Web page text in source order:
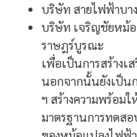
บริษัท สายไฟฟ้าบา
บริษัท เจริญชัยหม้
ราษฎร์บูรณะ
เพื่อเป็นการสร้าง
นอกจากนั้นยังเป็น
ฯ สร้างความพร้อม
มาตรฐานการทดส